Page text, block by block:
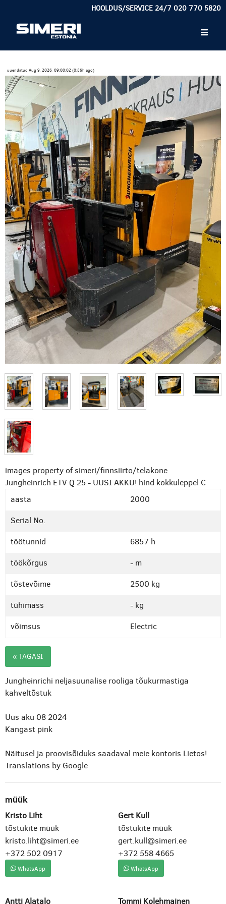
HOOLDUS/SERVICE 24/7 020 770 5820
uuendatud Aug 9, 2026, 09:00:02 (0:56h ago)
images property of simeri/finnsiirto/telakone
Jungheinrich ETV Q 25 - UUSI AKKU! hind kokkuleppel €
aasta
2000
Serial No.
töötunnid
6857 h
töökõrgus
- m
tõstevõime
2500 kg
tühimass
- kg
võimsus
Electric
« TAGASI
Jungheinrichi neljasuunalise rooliga tõukurmastiga
kahveltõstuk
Uus aku 08 2024
Kangast pink
Näitusel ja proovisõiduks saadaval meie kontoris Lietos!
Translations by Google
müük
Kristo Liht
tõstukite müük
kristo.liht@simeri.ee
+372 502 0917
WhatsApp
Gert Kull
tõstukite müük
gert.kull@simeri.ee
+372 558 4665
WhatsApp
Antti Alatalo Tommi Kolehmainen